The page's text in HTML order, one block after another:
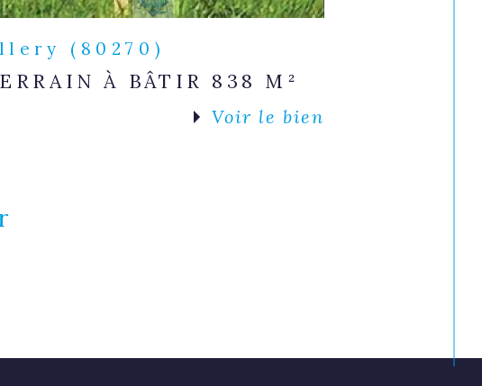
(80270)
À BÂTIR 838 M²
Voir le bien